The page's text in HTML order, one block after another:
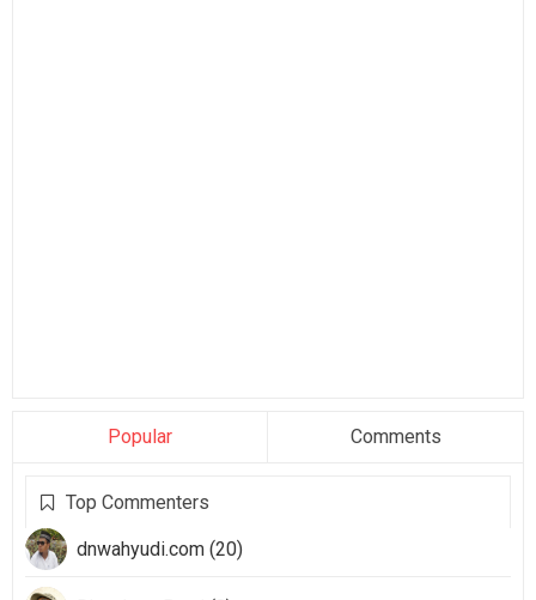
Popular Comments
Top Commenters
dnwahyudi.com (20)